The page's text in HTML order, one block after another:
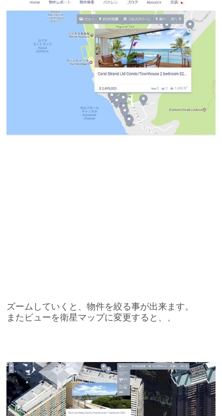
ズームしていくと、物件を絞る事が出来ます。
またビューを衛星マップに変更すると、、